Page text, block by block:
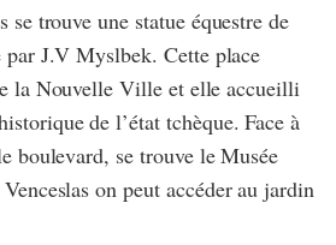
se trouve une statue équestre de
par J.V Myslbek. Cette place
la Nouvelle Ville et elle accueilli
de l’état tchèque. Face à
boulevard, se trouve le Musée
on peut accéder au jardin